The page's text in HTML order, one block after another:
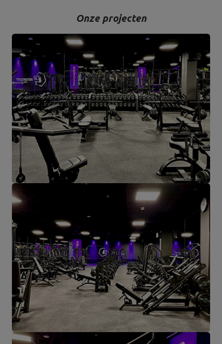
Onze projecten